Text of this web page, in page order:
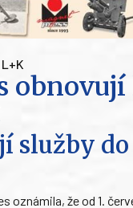
L+K
služby
oznámila, že od 1.